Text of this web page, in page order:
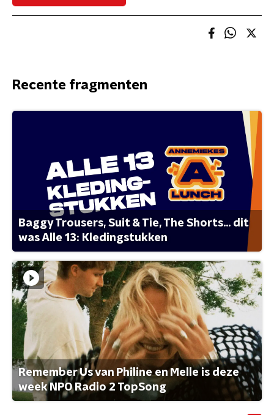
Recente fragmenten
Baggy Trousers, Suit & Tie, The Shorts... dit
was Alle 13: Kledingstukken
Remember Us van Philine en Melle is deze
week NPO Radio 2 TopSong